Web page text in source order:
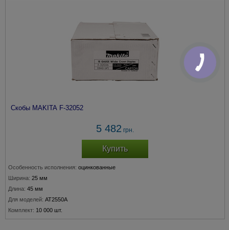
Скобы MAKITA F-32052
5 482 грн.
Купить
Особенность исполнения: оцинкованные
Ширина: 25 мм
Длина: 45 мм
Для моделей: AT2550A
Комплект: 10 000 шт.